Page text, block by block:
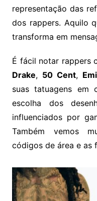
representação das
dos rappers. Aquilo
transforma em
É fácil notar rappers
Drake, 50 Cent,
suas tatuagens
escolha dos
influenciados por
Também vemos
códigos de área e as